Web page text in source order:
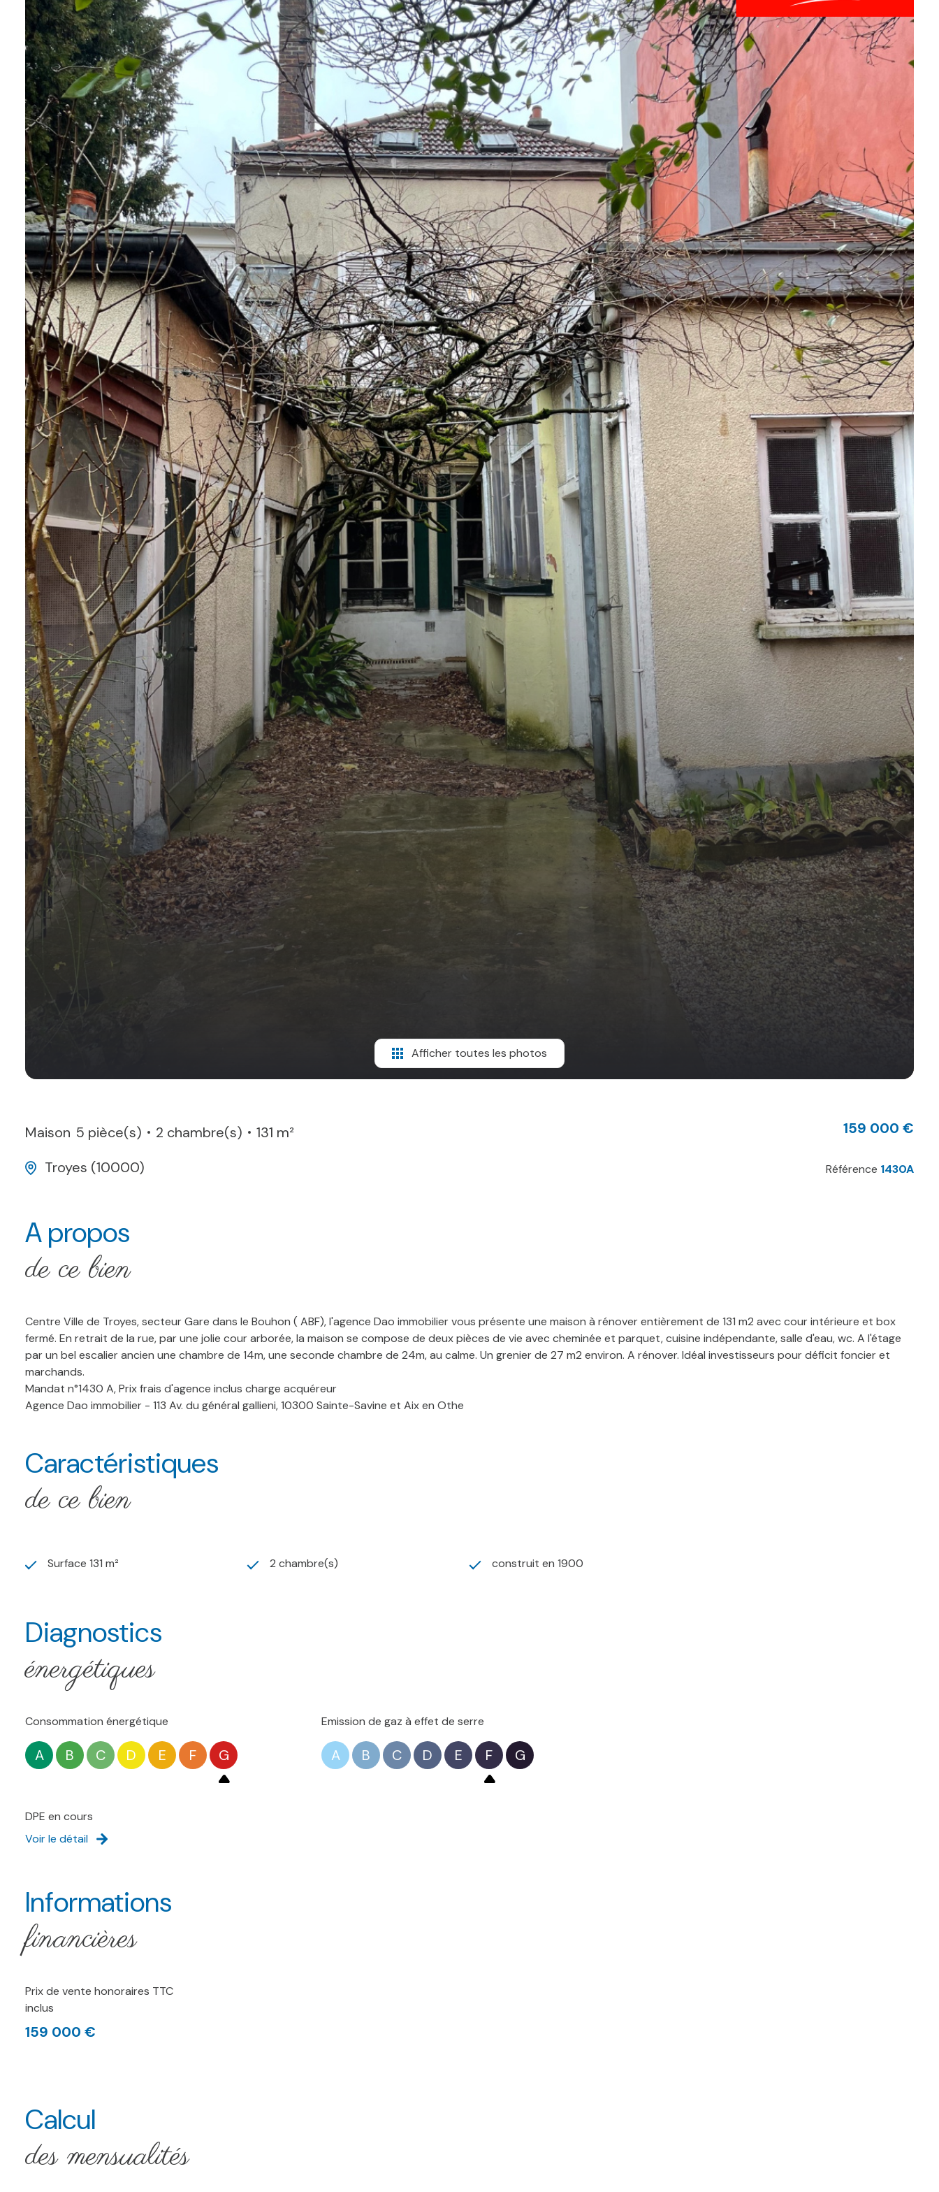
Blog
Enchères
Contactez-
Nous
Alerte
mail
Afficher toutes les photos
Maison 5 pièce(s) 2 chambre(s)
131 m²
Troyes (10000)
159 000 €
Référence 1430A
A propos
de ce bien
Centre Ville de Troyes, secteur Gare dans le Bouhon ( ABF), l'agence Dao immobilier vous présente une maison à rénover entièrement de 131 m2 avec cour intérieure et box
fermé. En retrait de la rue, par une jolie cour arborée, la maison se compose de deux pièces de vie avec cheminée et parquet, cuisine indépendante, salle d'eau, wc. A l'étage
par un bel escalier ancien une chambre de 14m, une seconde chambre de 24m, au calme. Un grenier de 27 m2 environ. A rénover. Idéal investisseurs pour déficit foncier et
marchands.
Mandat n°1430 A, Prix frais d'agence inclus charge acquéreur
Agence Dao immobilier - 113 Av. du général gallieni, 10300 Sainte-Savine et Aix en Othe
Caractéristiques
de ce bien
Surface 131 m² 2 chambre(s) construit en 1900
Diagnostics
énergétiques
Consommation énergétique
A B C D E F G
Emission de gaz à effet de serre
A B C D E F G
DPE en cours
Voir le détail
Informations
financières
Prix de vente honoraires TTC
inclus
159 000 €
Calcul
des mensualités